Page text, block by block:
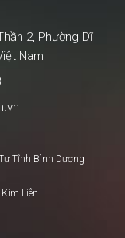
2, Phường Dĩ
Nam
Tỉnh Bình Dương
Liên